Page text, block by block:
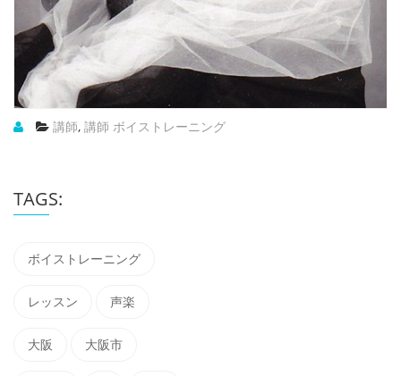
講師, 講師 ボイストレーニング
TAGS:
ボイストレーニング
レッスン 声楽
大阪 大阪市